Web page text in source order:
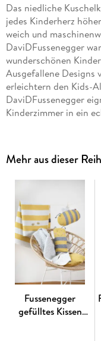
Das niedliche
jedes Kinderherz
weich und
DaviDFussenegger
wunderschönen
Ausgefallene Designs
erleichtern den Kids-
DaviDFussenegger
Kinderzimmer in ein
Mehr aus dieser
Fussenegger
gefülltes Kissen